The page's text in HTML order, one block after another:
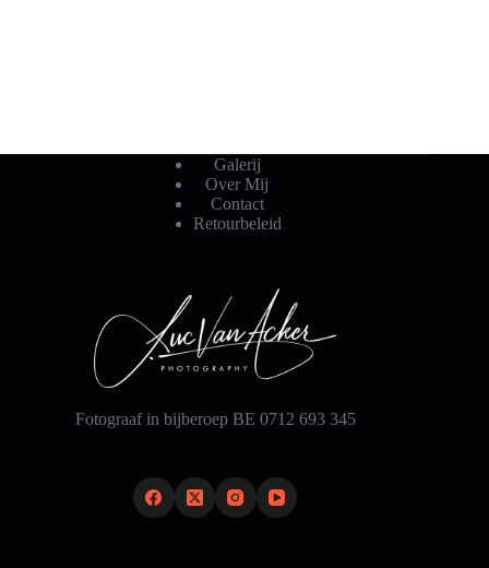
Galerij
Over Mij
Contact
Retourbeleid
Fotograaf in bijberoep BE 0712 693 345